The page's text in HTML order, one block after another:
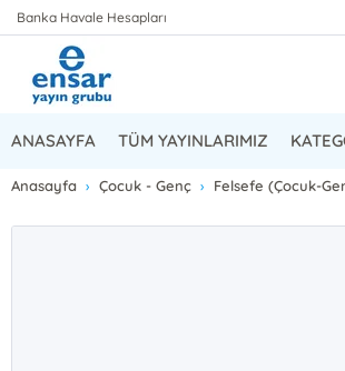
Banka Havale Hesapları
ANASAYFA TÜM YAYINLARIMIZ
Anasayfa Çocuk - Genç Felsefe (Çocuk-